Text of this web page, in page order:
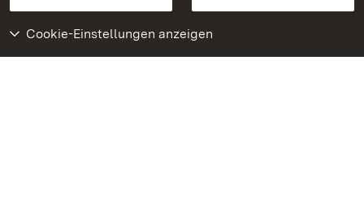
Cookie-Einstellungen anzeigen
Weiteres